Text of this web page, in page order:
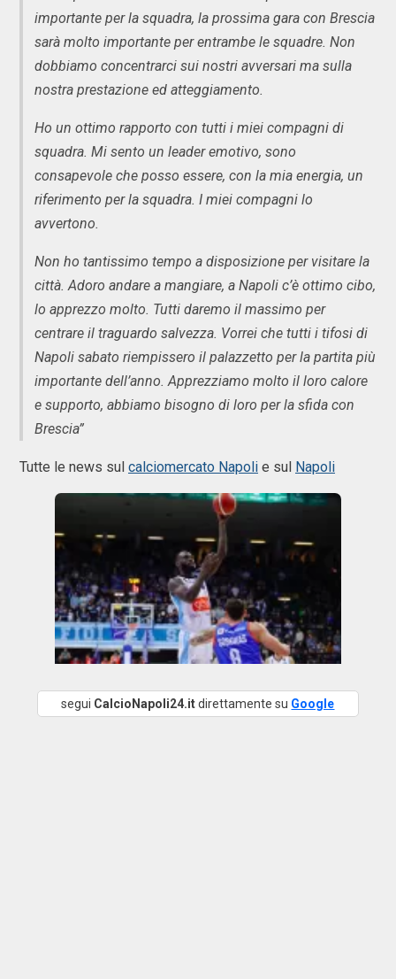
importante per la squadra, la prossima gara con Brescia
sarà molto importante per entrambe le squadre. Non
dobbiamo concentrarci sui nostri avversari ma sulla
nostra prestazione ed atteggiamento.
Ho un ottimo rapporto con tutti i miei compagni di
squadra. Mi sento un leader emotivo, sono
consapevole che posso essere, con la mia energia, un
riferimento per la squadra. I miei compagni lo
avvertono.
Non ho tantissimo tempo a disposizione per visitare la
città. Adoro andare a mangiare, a Napoli c’è ottimo cibo,
lo apprezzo molto. Tutti daremo il massimo per
centrare il traguardo salvezza. Vorrei che tutti i tifosi di
Napoli sabato riempissero il palazzetto per la partita più
importante dell’anno. Apprezziamo molto il loro calore
e supporto, abbiamo bisogno di loro per la sfida con
Brescia”
Tutte le news sul calciomercato Napoli e sul Napoli
segui CalcioNapoli24.itdirettamente su Google